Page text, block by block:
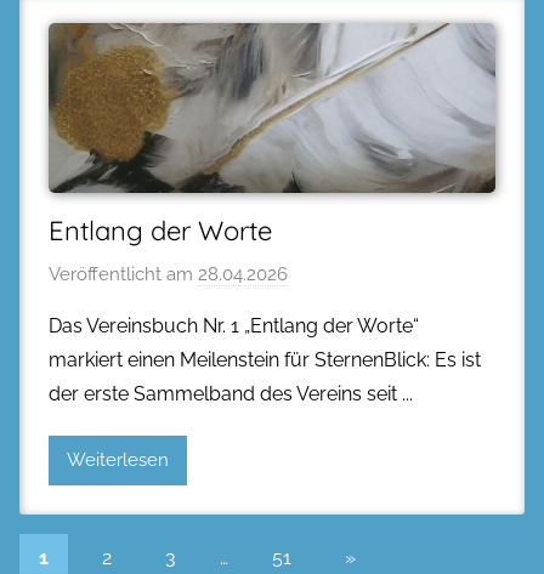
Entlang der Worte
Veröffentlicht am 28.04.2026
Das Vereinsbuch Nr. 1 „Entlang der Worte“
markiert einen Meilenstein für SternenBlick: Es ist
der erste Sammelband des Vereins seit
Weiterlesen
Seitennummerierung
1 2 3 … 51
Nächste
»